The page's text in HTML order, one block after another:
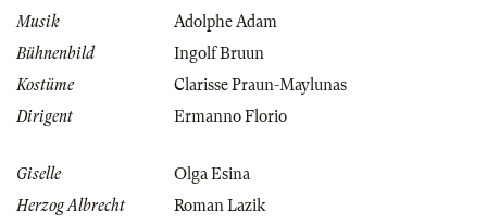
Musik
Adolphe Adam
Bühnenbild
Ingolf Bruun
Kostüme
Clarisse Praun-Maylunas
Dirigent
Ermanno Florio
Giselle
Olga Esina
Herzog Albrecht
Roman Lazik